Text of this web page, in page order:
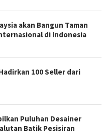
akan Bangun Taman
di Indonesia
100 Seller dari
Puluhan Desainer
Batik Pesisiran